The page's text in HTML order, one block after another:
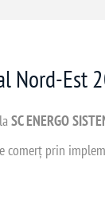
Nord-Est
SC ENERGO
comerț prin